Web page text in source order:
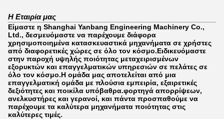
Η Εταιρία μας
Είμαστε η Shanghai Yanbang Engineering Machinery Co.,
Ltd., δεσμευόμαστε να παρέχουμε διάφορα
χρησιμοποιημένα κατασκευαστικά μηχανήματα σε χρήστες
από διαφορετικές χώρες σε όλο τον κόσμο.Ειδικευόμαστε
στην παροχή υψηλής ποιότητας μεταχειρισμένων
εξορυκτών και επαγγελματικών υπηρεσιών σε πελάτες σε
όλο τον κόσμο.Η ομάδα μας αποτελείται από μια
επαγγελματική ομάδα με πλούσια εμπειρία, εξαιρετικές
δεξιότητες και ποικίλα υπόβαθρα.φορτηγά απορρίψεων,
ανελκυστήρες και γερανοί, και πάντα προσπαθούμε να
παρέχουμε τα καλύτερα μηχανήματα ποιότητας στις
καλύτερες τιμές.